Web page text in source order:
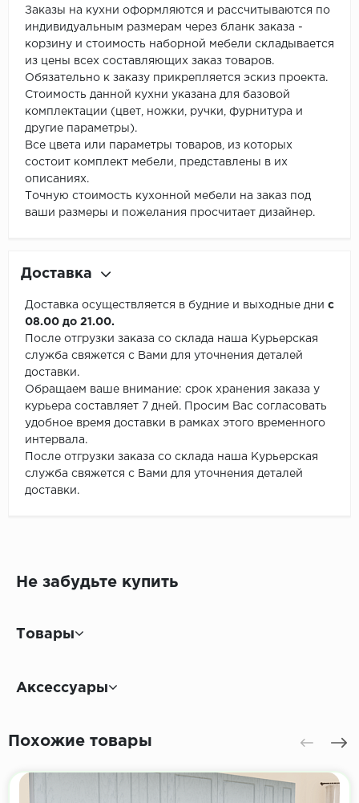
Заказы на кухни оформляются и рассчитываются по
индивидуальным размерам через бланк заказа -
корзину и стоимость наборной мебели складывается
из цены всех составляющих заказ товаров.
Обязательно к заказу прикрепляется эскиз проекта.
Стоимость данной кухни указана для базовой
комплектации (цвет, ножки, ручки, фурнитура и
другие параметры).
Все цвета или параметры товаров, из которых
состоит комплект мебели, представлены в их
описаниях.
Точную стоимость кухонной мебели на заказ под
ваши размеры и пожелания просчитает дизайнер.
Доставка
Доставка осуществляется в будние и выходные дни с
08.00 до 21.00.
После отгрузки заказа со склада наша Курьерская
служба свяжется с Вами для уточнения деталей
доставки.
Обращаем ваше внимание: срок хранения заказа у
курьера составляет 7 дней. Просим Вас согласовать
удобное время доставки в рамках этого временного
интервала.
После отгрузки заказа со склада наша Курьерская
служба свяжется с Вами для уточнения деталей
доставки.
Не забудьте купить
Товары
Аксессуары
Похожие товары